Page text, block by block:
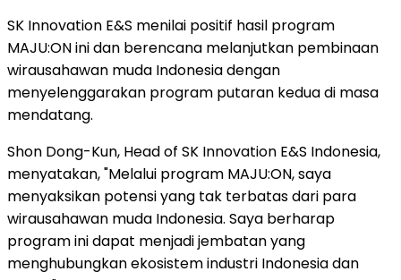
SK Innovation E&S menilai positif hasil program
MAJU:ON ini dan berencana melanjutkan pembinaan
wirausahawan muda Indonesia dengan
menyelenggarakan program putaran kedua di masa
mendatang.
Shon Dong-Kun, Head of SK Innovation E&S Indonesia,
menyatakan, "Melalui program MAJU:ON, saya
menyaksikan potensi yang tak terbatas dari para
wirausahawan muda Indonesia. Saya berharap
program ini dapat menjadi jembatan yang
menghubungkan ekosistem industri Indonesia dan